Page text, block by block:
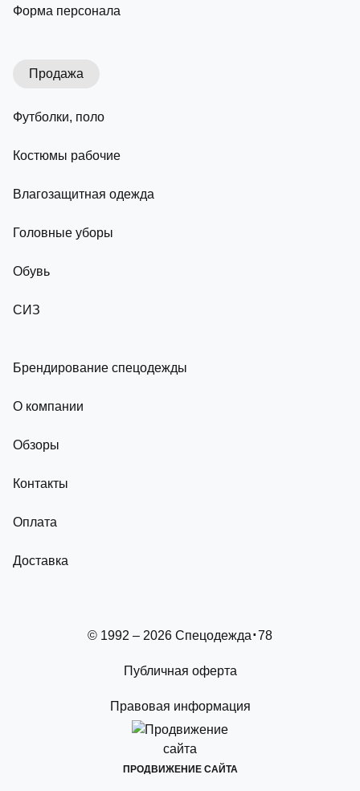
Форма персонала
Продажа
Футболки, поло
Костюмы рабочие
Влагозащитная одежда
Головные уборы
Обувь
СИЗ
Брендирование спецодежды
О компании
Обзоры
Контакты
Оплата
Доставка
© 1992 – 2026 Спецодежда 78
Публичная оферта
Правовая информация
ПРОДВИЖЕНИЕ САЙТА